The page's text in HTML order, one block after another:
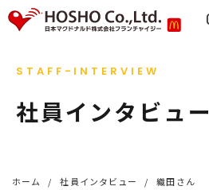
社会貢献活動
採用情報
採用メッセージ
お知らせ
STAFF-INTERVIEW
社員インタビュー
ホーム 社員インタビュー 織田さん